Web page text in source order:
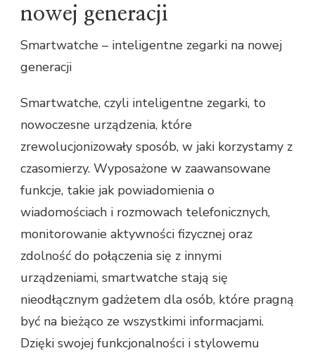
nowej generacji
Smartwatche – inteligentne zegarki na nowej
generacji
Smartwatche, czyli inteligentne zegarki, to
nowoczesne urządzenia, które
zrewolucjonizowały sposób, w jaki korzystamy z
czasomierzy. Wyposażone w zaawansowane
funkcje, takie jak powiadomienia o
wiadomościach i rozmowach telefonicznych,
monitorowanie aktywności fizycznej oraz
zdolność do połączenia się z innymi
urządzeniami, smartwatche stają się
nieodłącznym gadżetem dla osób, które pragną
być na bieżąco ze wszystkimi informacjami.
Dzięki swojej funkcjonalności i stylowemu